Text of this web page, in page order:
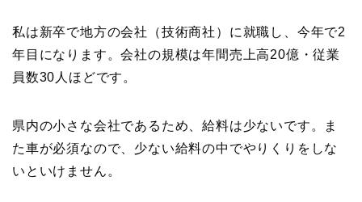
私は新卒で地方の会社（技術商社）に就職し、今年で2
年目になります。会社の規模は年間売上高20億・従業
員数30人ほどです。
県内の小さな会社であるため、給料は少ないです。ま
た車が必須なので、少ない給料の中でやりくりをしな
いといけません。